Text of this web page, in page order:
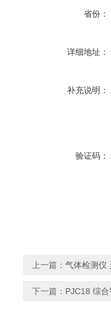
省份：
详细地址：
补充说明：
验证码：
上一篇： 气体检测仪
下一篇： PJC18 综